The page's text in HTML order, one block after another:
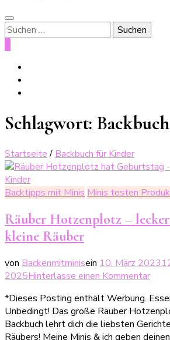
Suche
nach:
Schlagwort:
Startseite / Backbuch für Kinder
Backtipps mit Minis Minis testen
Räuber Hotzenplotz –
kleine Räuber
von Backenmitminisein 10. März 2023
2025Hinterlasse einen Kommentarzu
–
*Dieses Posting enthält Werbung.
Unbedingt! Das große Räuber
Backbuch lehrt dich die liebsten
Räubers! Meine Minis & ich geben